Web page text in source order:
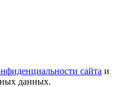
сайта и
данных.